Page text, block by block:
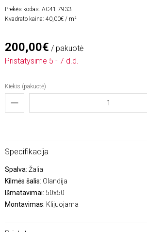
Prekės kodas: AC41 7933
Kvadrato kaina: 40,00€ / m²
200,00€ / pakuotė
Pristatysime 5 - 7 d.d.
Kiekis (pakuotė)
Specifikacija
Spalva: Žalia
Kilmės šalis: Olandija
Išmatavimai: 50x50
Montavimas: Klijuojama